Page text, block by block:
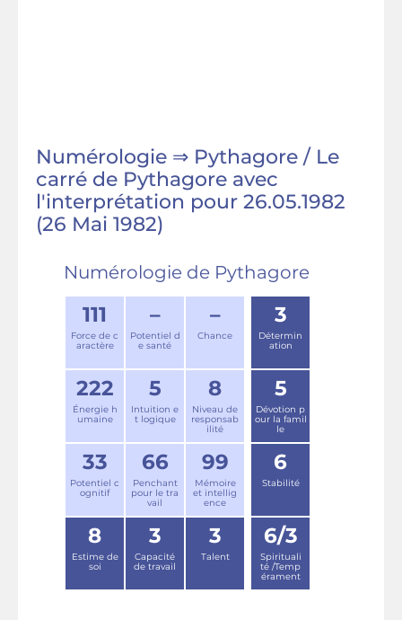
Numérologie ⇒ Pythagore / Le
carré de Pythagore avec
l'interprétation pour 26.05.1982
(26 Mai 1982)
Numérologie de Pythagore
111
Force de c
aractère
–
Potentiel d
e santé
–
Chance
222
Énergie h
umaine
5
Intuition e
t logique
8
Niveau de
responsab
ilité
33
Potentiel c
ognitif
66
Penchant
pour le tra
vail
99
Mémoire
et intellig
ence
3
Détermin
ation
5
Dévotion p
our la famil
le
6
Stabilité
8
Estime de
soi
3
Capacité
de travail
3
Talent
6/3
Spirituali
té /Temp
érament